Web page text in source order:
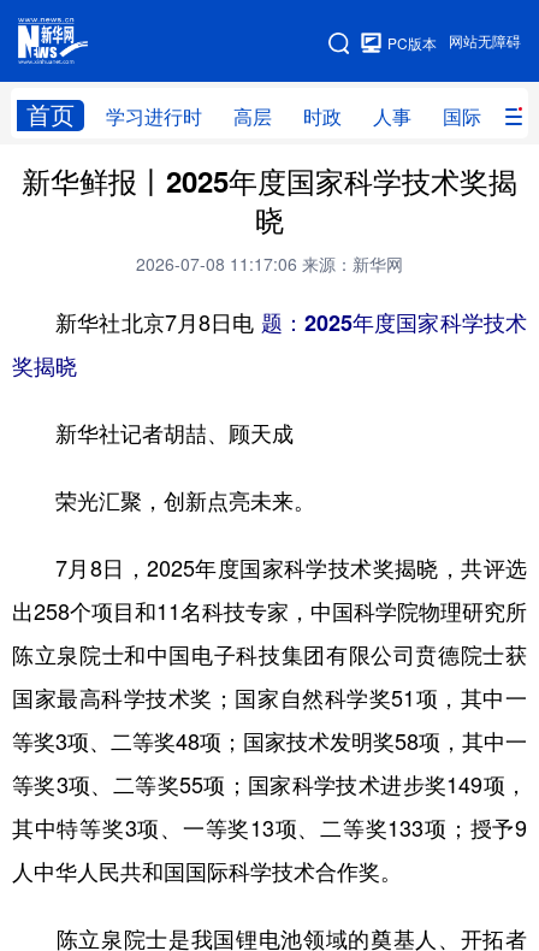
网站无障碍
PC版本
首页 学习进行时 高层 时政 人事 国际 财
网站地图
学习进行时 高层 时政 人事
科技 科创 量子 体育
访谈 视频
学术中国 乡村振兴 银龄 溯源中国
彩票 娱乐 时尚 悦读
公益 一带一路 亚太网 上市公司
文化产业
地方频道
北京 天津 河北 山西
新华鲜报丨2025年度国家科学技术奖揭
晓
2026-07-08 11:17:06 来源：新华网
新华社北京7月8日电 题：2025年度国家科学技术
奖揭晓
新华社记者胡喆、顾天成
荣光汇聚，创新点亮未来。
7月8日，2025年度国家科学技术奖揭晓，共评选
出258个项目和11名科技专家，中国科学院物理研究所
陈立泉院士和中国电子科技集团有限公司贲德院士获
国家最高科学技术奖；国家自然科学奖51项，其中一
等奖3项、二等奖48项；国家技术发明奖58项，其中一
等奖3项、二等奖55项；国家科学技术进步奖149项，
其中特等奖3项、一等奖13项、二等奖133项；授予9
人中华人民共和国国际科学技术合作奖。
陈立泉院士是我国锂电池领域的奠基人、开拓者